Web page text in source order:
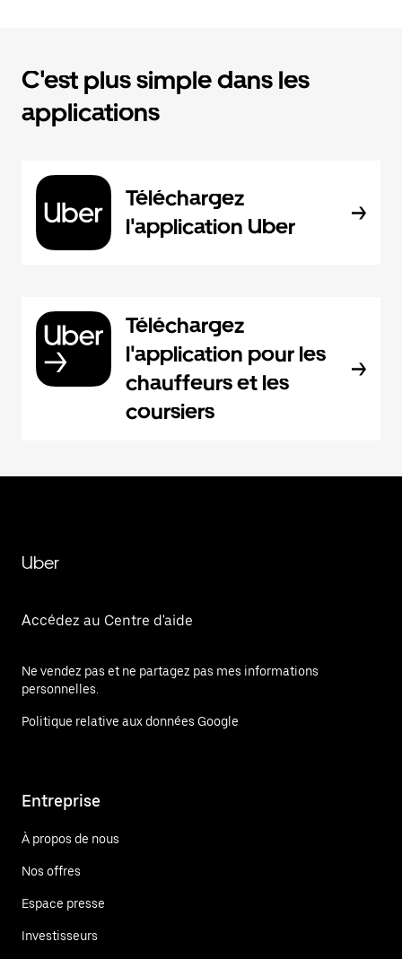
C'est plus simple dans les
applications
Téléchargez
l'application Uber
Téléchargez
l'application pour les
chauffeurs et les
coursiers
Uber
Accédez au Centre d'aide
Ne vendez pas et ne partagez pas mes informations
personnelles.
Politique relative aux données Google
Entreprise
À propos de nous
Nos offres
Espace presse
Investisseurs